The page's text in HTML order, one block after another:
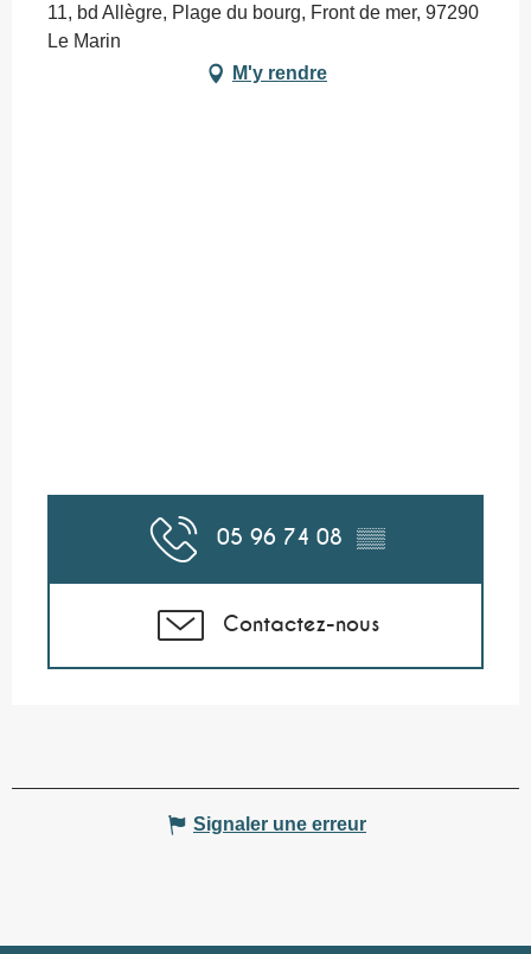
11, bd Allègre, Plage du bourg, Front de mer, 97290
Le Marin
M'y rendre
05 96 74 08 ▒▒
Contactez-nous
Signaler une erreur